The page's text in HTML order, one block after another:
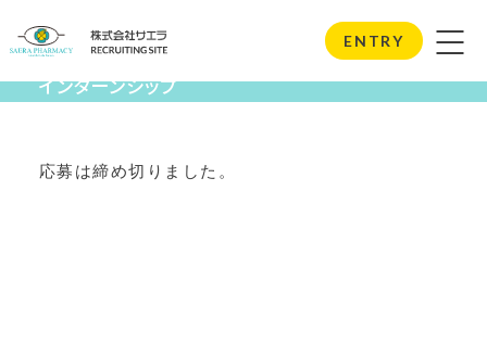
ENTRY
Internship
インターンシップ
応募は締め切りました。